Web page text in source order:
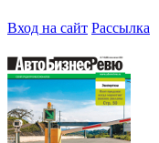
Вход на сайт Рассылка